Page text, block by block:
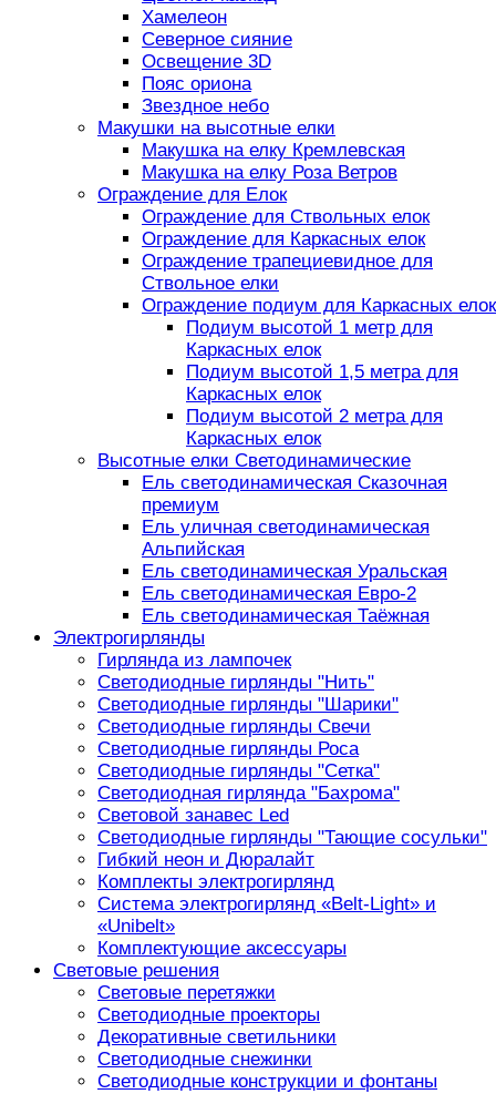
Хамелеон
Северное сияние
Освещение 3D
Пояс ориона
Звездное небо
Макушки на высотные елки
Макушка на елку Кремлевская
Макушка на елку Роза Ветров
Ограждение для Елок
Ограждение для Ствольных елок
Ограждение для Каркасных елок
Ограждение трапециевидное для
Ствольное елки
Ограждение подиум для Каркасных елок
Подиум высотой 1 метр для
Каркасных елок
Подиум высотой 1,5 метра для
Каркасных елок
Подиум высотой 2 метра для
Каркасных елок
Высотные елки Светодинамические
Ель светодинамическая Сказочная
премиум
Ель уличная светодинамическая
Альпийская
Ель светодинамическая Уральская
Ель светодинамическая Евро-2
Ель светодинамическая Таёжная
Электрогирлянды
Гирлянда из лампочек
Светодиодные гирлянды "Нить"
Светодиодные гирлянды "Шарики"
Светодиодные гирлянды Свечи
Светодиодные гирлянды Роса
Светодиодные гирлянды "Сетка"
Светодиодная гирлянда "Бахрома"
Световой занавес Led
Светодиодные гирлянды "Тающие сосульки"
Гибкий неон и Дюралайт
Комплекты электрогирлянд
Система электрогирлянд «Belt-Light» и
«Unibelt»
Комплектующие аксессуары
Световые решения
Световые перетяжки
Светодиодные проекторы
Декоративные светильники
Светодиодные снежинки
Светодиодные конструкции и фонтаны